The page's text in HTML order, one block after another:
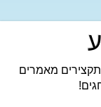
מאמרים